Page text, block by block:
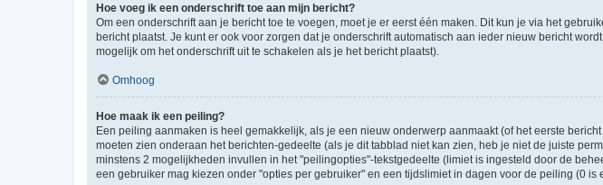
Hoe voeg ik een onderschrift toe aan mijn bericht?
Om een onderschrift aan je bericht toe te voegen, moet je er eerst één maken. Dit kun je via het
bericht plaatst. Je kunt er ook voor zorgen dat je onderschrift automatisch aan ieder nieuw bericht
mogelijk om het onderschrift uit te schakelen als je het bericht plaatst).
Omhoog
Hoe maak ik een peiling?
Een peiling aanmaken is heel gemakkelijk, als je een nieuw onderwerp aanmaakt (of het eerste
moeten zien onderaan het berichten-gedeelte (als je dit tabblad niet kan zien, heb je niet de juiste
minstens 2 mogelijkheden invullen in het "peilingopties"-tekstgedeelte (limiet is ingesteld door de
een gebruiker mag kiezen onder "opties per gebruiker" en een tijdslimiet in dagen voor de peiling (0 is